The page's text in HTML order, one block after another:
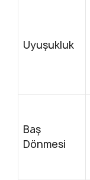
Uyuşukluk
Baş
Dönmesi